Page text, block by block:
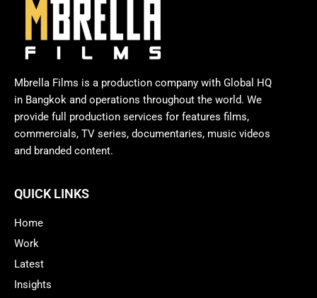
Mbrella Films is a production company with Global HQ
in Bangkok and operations throughout the world. We
provide full production services for features films,
commercials, TV series, documentaries, music videos
and branded content.
QUICK LINKS
Home
Work
Latest
Insights